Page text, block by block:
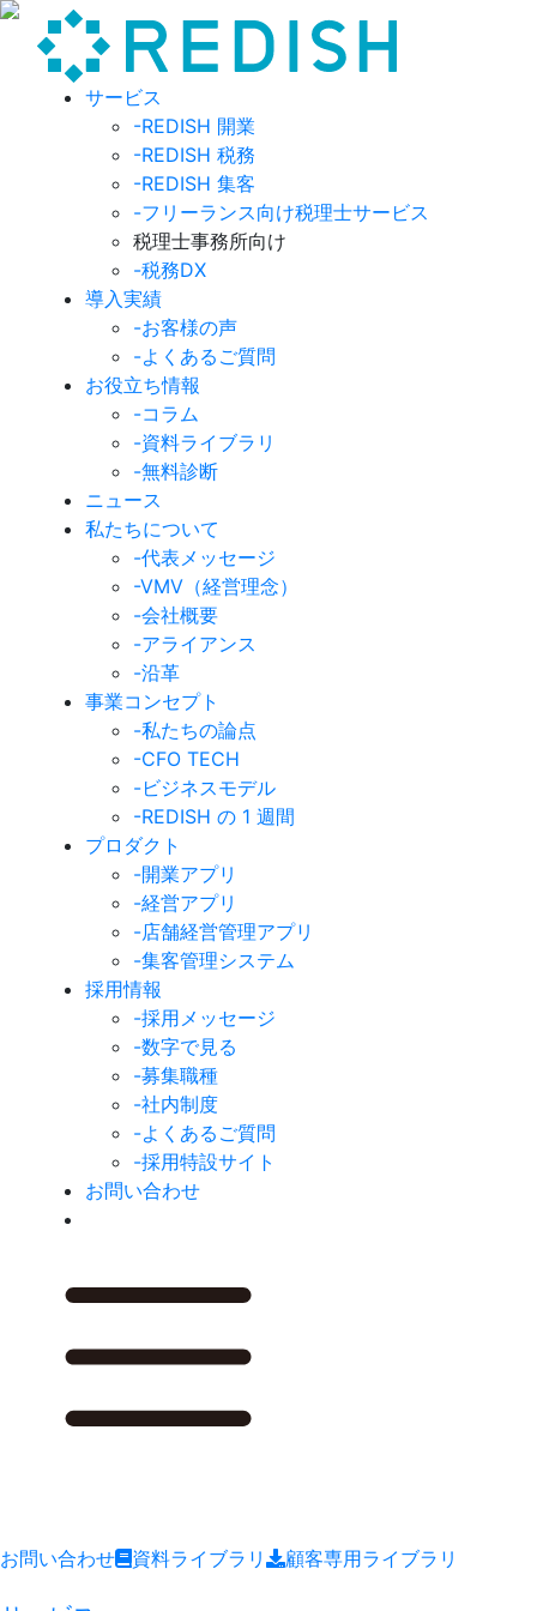
サービス
-REDISH 開業
-REDISH 税務
-REDISH 集客
-フリーランス向け税理士サービス
税理士事務所向け
-税務DX
導入実績
-お客様の声
-よくあるご質問
お役立ち情報
-コラム
-資料ライブラリ
-無料診断
ニュース
私たちについて
-代表メッセージ
-VMV（経営理念）
-会社概要
-アライアンス
-沿革
事業コンセプト
-私たちの論点
-CFO TECH
-ビジネスモデル
-REDISH の 1 週間
プロダクト
-開業アプリ
-経営アプリ
-店舗経営管理アプリ
-集客管理システム
採用情報
-採用メッセージ
-数字で見る
-募集職種
-社内制度
-よくあるご質問
-採用特設サイト
お問い合わせ
お問い合わせ 資料ライブラリ 顧客専用ライブラリ